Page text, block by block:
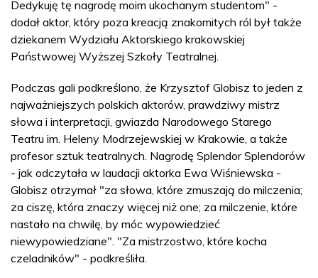
Dedykuję tę nagrodę moim ukochanym studentom" -
dodał aktor, który poza kreacją znakomitych ról był także
dziekanem Wydziału Aktorskiego krakowskiej
Państwowej Wyższej Szkoły Teatralnej.
Podczas gali podkreślono, że Krzysztof Globisz to jeden z
najważniejszych polskich aktorów, prawdziwy mistrz
słowa i interpretacji, gwiazda Narodowego Starego
Teatru im. Heleny Modrzejewskiej w Krakowie, a także
profesor sztuk teatralnych. Nagrodę Splendor Splendorów
- jak odczytała w laudacji aktorka Ewa Wiśniewska -
Globisz otrzymał "za słowa, które zmuszają do milczenia;
za ciszę, która znaczy więcej niż one; za milczenie, które
nastało na chwilę, by móc wypowiedzieć
niewypowiedziane". "Za mistrzostwo, które kocha
czeladników" - podkreśliła.